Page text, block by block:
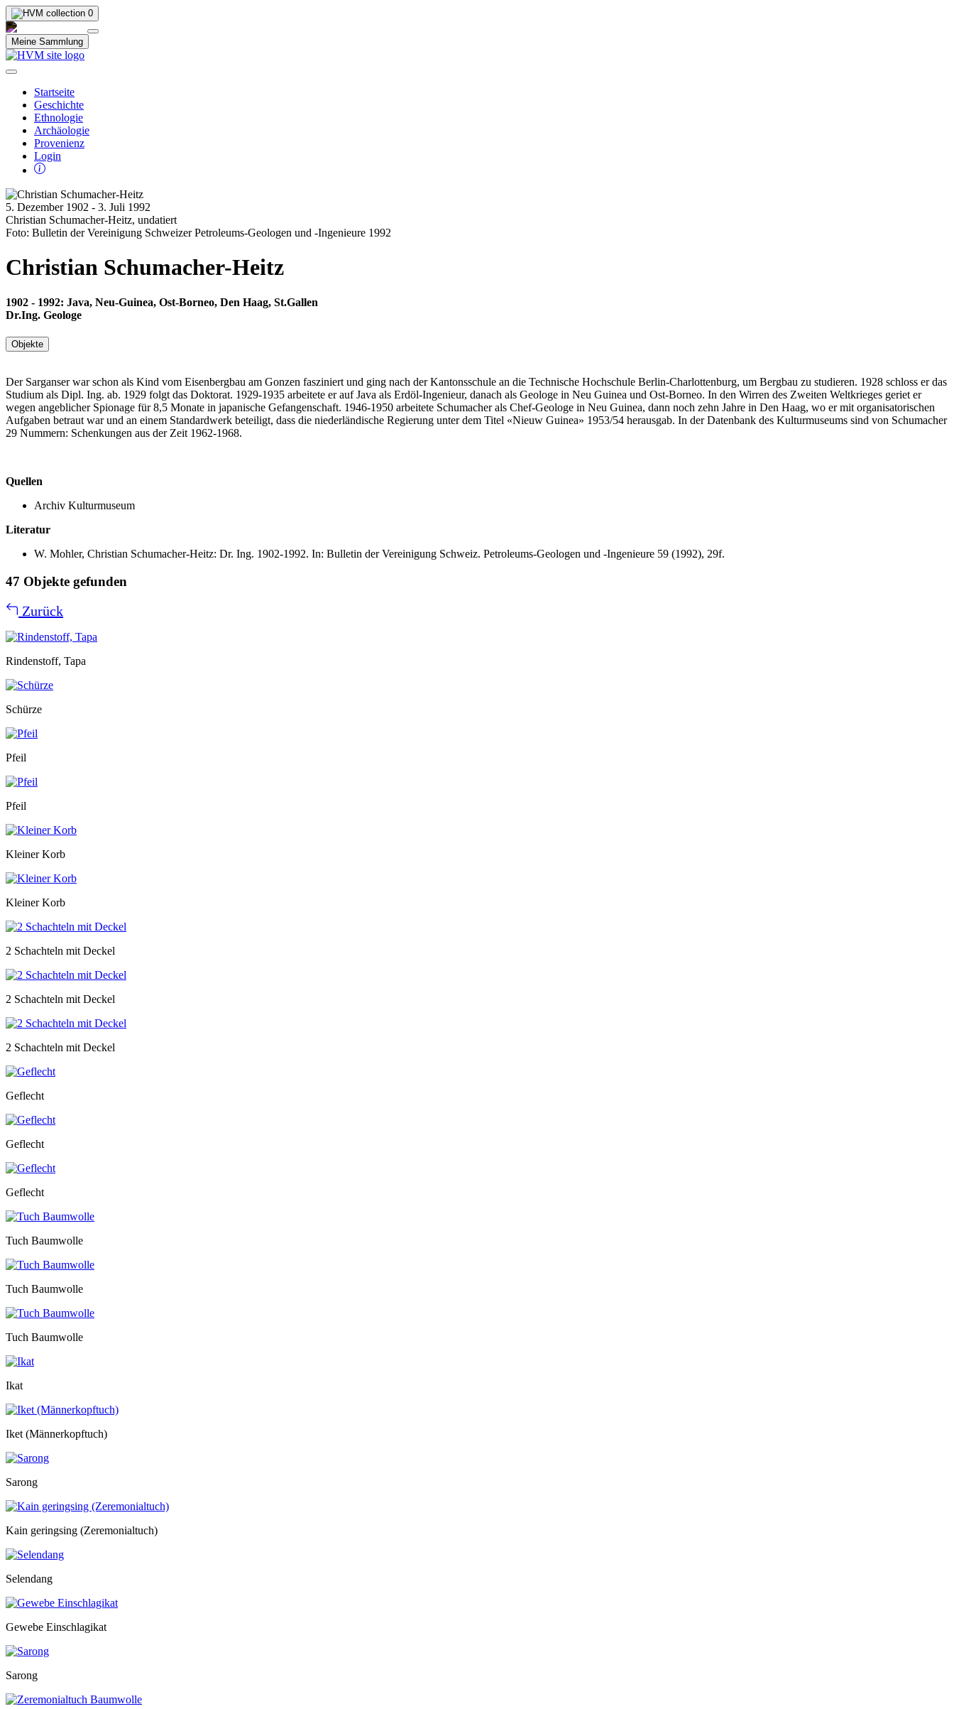
0
Meine Sammlung
Startseite
Geschichte
Ethnologie
Archäologie
Provenienz
Login
5. Dezember 1902 - 3. Juli 1992
Christian Schumacher-Heitz, undatiert
Foto: Bulletin der Vereinigung Schweizer Petroleums-Geologen und -Ingenieure 1992
Christian Schumacher-Heitz
1902 - 1992: Java, Neu-Guinea, Ost-Borneo, Den Haag, St.Gallen
Dr.Ing. Geologe
Objekte
Der Sarganser war schon als Kind vom Eisenbergbau am Gonzen fasziniert und ging nach der Kantonsschule an die Technische Hochschule Berlin-Charlottenburg, um Bergbau zu studieren. 1928 schloss er das
Studium als Dipl. Ing. ab. 1929 folgt das Doktorat. 1929-1935 arbeitete er auf Java als Erdöl-Ingenieur, danach als Geologe in Neu Guinea und Ost-Borneo. In den Wirren des Zweiten Weltkrieges geriet er
wegen angeblicher Spionage für 8,5 Monate in japanische Gefangenschaft. 1946-1950 arbeitete Schumacher als Chef-Geologe in Neu Guinea, dann noch zehn Jahre in Den Haag, wo er mit organisatorischen
Aufgaben betraut war und an einem Standardwerk beteiligt, dass die niederländische Regierung unter dem Titel «Nieuw Guinea» 1953/54 herausgab. In der Datenbank des Kulturmuseums sind von Schumacher
29 Nummern: Schenkungen aus der Zeit 1962-1968.
Quellen
Archiv Kulturmuseum
Literatur
W. Mohler, Christian Schumacher-Heitz: Dr. Ing. 1902-1992. In: Bulletin der Vereinigung Schweiz. Petroleums-Geologen und -Ingenieure 59 (1992), 29f.
47 Objekte gefunden
Zurück
Rindenstoff, Tapa
Schürze
Pfeil
Pfeil
Kleiner Korb
Kleiner Korb
2 Schachteln mit Deckel
2 Schachteln mit Deckel
2 Schachteln mit Deckel
Geflecht
Geflecht
Geflecht
Tuch Baumwolle
Tuch Baumwolle
Tuch Baumwolle
Ikat
Iket (Männerkopftuch)
Sarong
Kain geringsing (Zeremonialtuch)
Selendang
Gewebe Einschlagikat
Sarong